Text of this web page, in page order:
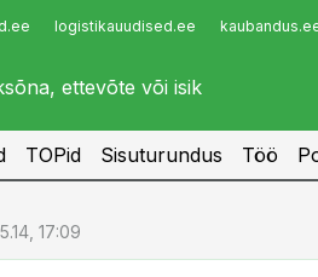
logistikauudised.ee
Infopank
TOPid Sisuturundus Töö
17:09